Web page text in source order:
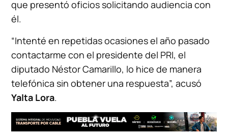
que presentó oficios solicitando audiencia con
él.
“Intenté en repetidas ocasiones el año pasado
contactarme con el presidente del PRI, el
diputado Néstor Camarillo, lo hice de manera
telefónica sin obtener una respuesta”, acusó
Yalta Lora.